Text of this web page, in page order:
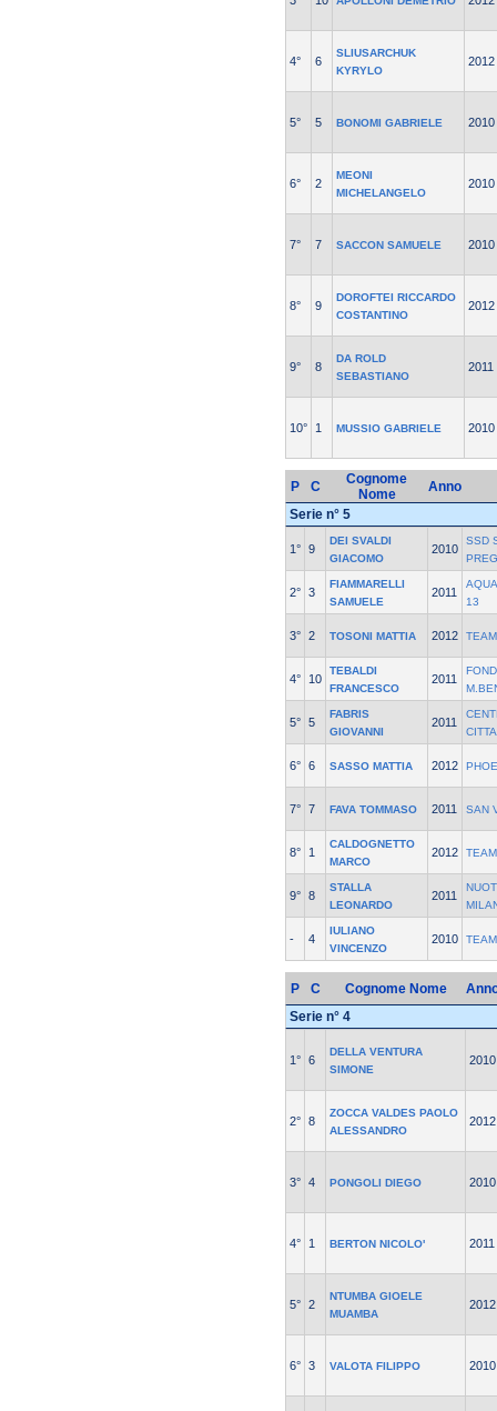
4° 6
SLIUSARCHUK
KYRYLO
2012
5° 5 BONOMI GABRIELE 2010
6° 2
MEONI
MICHELANGELO
2010
7° 7 SACCON SAMUELE 2010
8° 9
DOROFTEI RICCARDO
COSTANTINO
2012
9° 8
DA ROLD
SEBASTIANO
2011
10° 1 MUSSIO GABRIELE 2010
P C
Cognome
Nome
Anno
Serie n° 5
1° 9
DEI SVALDI
GIACOMO
2010
SSD
2° 3
FIAMMARELLI
SAMUELE
2011
13
3° 2 TOSONI MATTIA 2012
4° 10
TEBALDI
FRANCESCO
2011
5° 5
FABRIS
GIOVANNI
2011
6° 6 SASSO MATTIA 2012
7° 7 FAVA TOMMASO 2011 SAN
8° 1
CALDOGNETTO
MARCO
2012
9° 8
STALLA
LEONARDO
2011
- 4
IULIANO
VINCENZO
2010
P C Cognome Nome
Serie n° 4
1° 6
DELLA VENTURA
SIMONE
2010
2° 8
ZOCCA VALDES PAOLO
ALESSANDRO
2012
3° 4 PONGOLI DIEGO 2010
4° 1 BERTON NICOLO' 2011
5° 2
NTUMBA GIOELE
MUAMBA
2012
6° 3 VALOTA FILIPPO 2010